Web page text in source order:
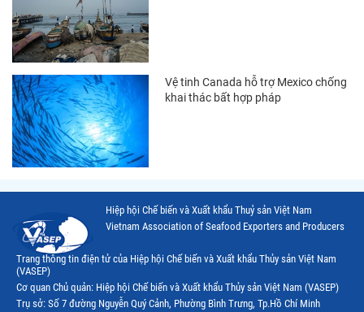
Thị trường Mỹ
Thị trường Nga
Thị trường Hàn Quốc
Thị trường Nhật Bản
Thị trường Thái Lan
Thị trường Trung Quốc
Thị trường Tây Ban Nha
Thị trường thủy sản khác
Thị trường thủy sản thế giới
Vệ tinh Canada hỗ trợ Mexico chống
khai thác bất hợp pháp
Hiệp hội Chế biến và Xuất khẩu Thuỷ sản Việt Nam
Vietnam Association of Seafood Exporters and Producers
Trang thông tin điện tử của Hiệp hội Chế biến và Xuất khẩu Thủy sản Việt Nam
(VASEP)
Cơ quan Chủ quản: Hiệp hội Chế biến và Xuất khẩu Thủy sản Việt Nam (VASEP)
Trụ sở: Số 7 đường Nguyễn Quý Cảnh, Phường Bình Trưng, Tp.Hồ Chí Minh